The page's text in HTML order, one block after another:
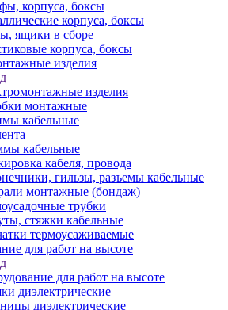
корпуса, боксы
корпуса, боксы
ящики в сборе
корпуса, боксы
изделия
изделия
монтажные
кабельные
кабельные
кабеля, провода
гильзы, разъемы кабельные
монтажные (бондаж)
трубки
стяжки кабельные
термоусаживаемые
для работ на высоте
для работ на высоте
диэлектрические
диэлектрические